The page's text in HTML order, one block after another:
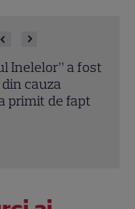
regizorului
realizat
sa. Filmul are